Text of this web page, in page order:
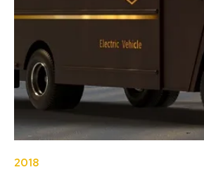
2018